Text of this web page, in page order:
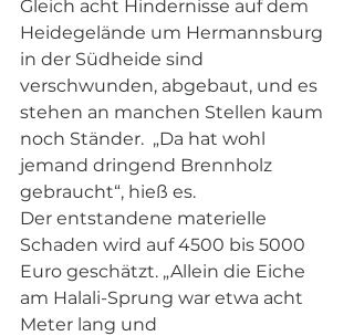
Gleich acht Hindernisse auf dem
Heidegelände um Hermannsburg
in der Südheide sind
verschwunden, abgebaut, und es
stehen an manchen Stellen kaum
noch Ständer.  „Da hat wohl
jemand dringend Brennholz
gebraucht“, hieß es.
Der entstandene materielle
Schaden wird auf 4500 bis 5000
Euro geschätzt. „Allein die Eiche
am Halali-Sprung war etwa acht
Meter lang und